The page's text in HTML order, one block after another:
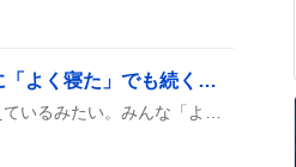
睡眠トラブル急増、早朝・深夜の目覚めが話題に「よく寝た」でも続く不安感がユーザーの声に